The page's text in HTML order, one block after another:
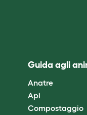
Guida agli
Anatre
Api
Compostaggio